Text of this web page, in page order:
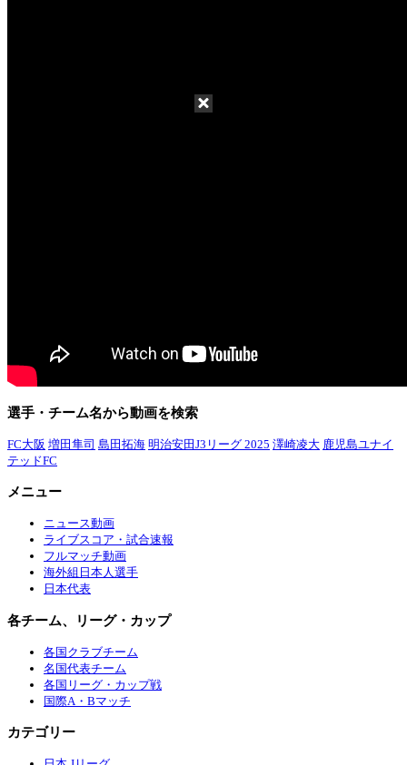
選手・チーム名から動画を検索
FC大阪 増田隼司 島田拓海 明治安田J3リーグ 2025 澤崎凌大 鹿児島ユナイ
テッドFC
メニュー
ニュース動画
ライブスコア・試合速報
フルマッチ動画
海外組日本人選手
日本代表
各チーム、リーグ・カップ
各国クラブチーム
名国代表チーム
各国リーグ・カップ戦
国際A・Bマッチ
カテゴリー